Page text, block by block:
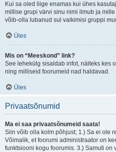
Kui sa oled liige enamas kui ühes
millise grupi värvi sinu nimi ilmub ja
võib-olla lubanud sul vaikimisi gruppi
Üles
Mis on “Meeskond” link?
See lehekülg sisaldab infot, näiteks kes
ning milliseid foorumeid nad haldavad.
Üles
Privaatsõnumid
Ma ei saa privaatsõnumeid saata!
Siin võib olla kolm põhjust; 1.) Sa ei ole
Võimalik, et foorumi administraator on
funktsiooni kogu foorumis. 3.) Samuti on